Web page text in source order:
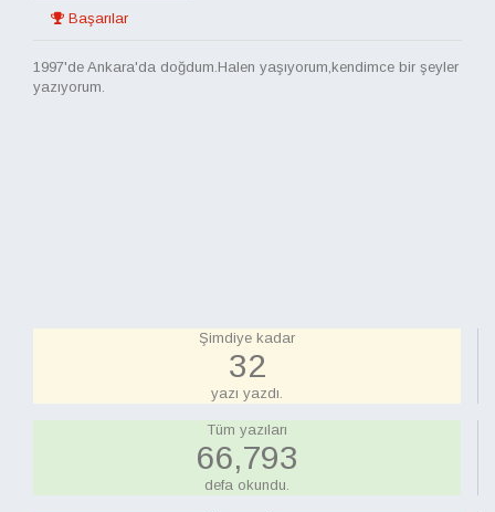
Başarılar
1997'de Ankara'da doğdum.Halen yaşıyorum,kendimce bir şeyler
yazıyorum.
Şimdiye kadar
33
yazı yazdı.
Tüm yazıları
68,628
defa okundu.